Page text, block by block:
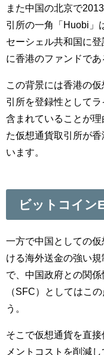
また中国の北京で
引所の一角「Huobi」
セーシェル共和国に
に香港のファンドであ
この背景には香港の
引所を登録性として
含まれていることが
た仮想通貨取引所が
います。
ビットコイン
一方で中国としての
ける海外送金の強い
で、中国政府との関
（SFC）としてはこ
う。
そこで仮想通貨を直
メントコストを削減